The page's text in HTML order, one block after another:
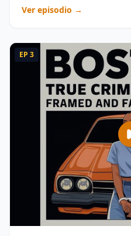
Ver episodio →
EP 3